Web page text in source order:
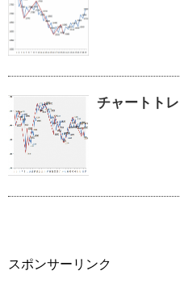
チャートト
スポンサーリンク